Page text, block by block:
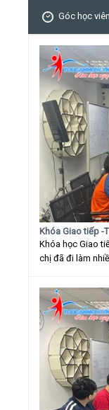
Góc học viên
Khóa Giao tiếp -
Khóa học Giao
chị đã đi làm